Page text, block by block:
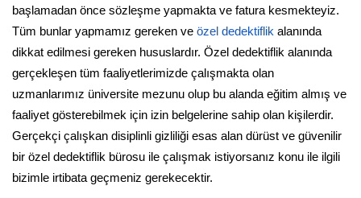
başlamadan önce sözleşme yapmakta ve fatura kesmekteyiz.
Tüm bunlar yapmamız gereken ve özel dedektiflik alanında
dikkat edilmesi gereken hususlardır. Özel dedektiflik alanında
gerçekleşen tüm faaliyetlerimizde çalışmakta olan
uzmanlarımız üniversite mezunu olup bu alanda eğitim almış ve
faaliyet gösterebilmek için izin belgelerine sahip olan kişilerdir.
Gerçekçi çalışkan disiplinli gizliliği esas alan dürüst ve güvenilir
bir özel dedektiflik bürosu ile çalışmak istiyorsanız konu ile ilgili
bizimle irtibata geçmeniz gerekecektir.